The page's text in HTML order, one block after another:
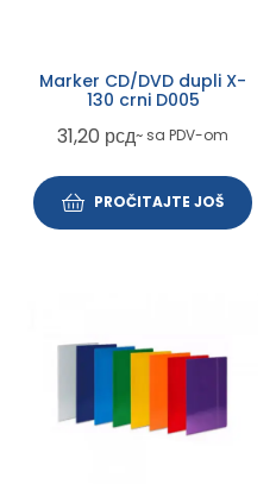
Marker CD/DVD dupli X-
130 crni D005
31,20 рсд~ sa PDV-om
PROČITAJTE JOŠ